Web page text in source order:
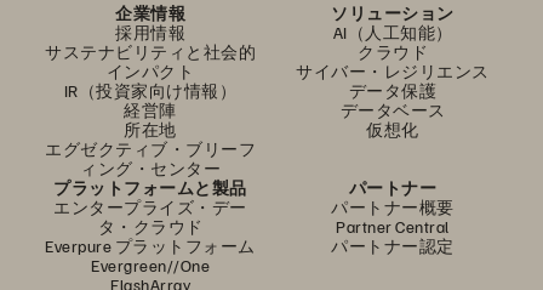
企業情報
採用情報
サステナビリティと社会的
インパクト
IR（投資家向け情報）
経営陣
所在地
エグゼクティブ・ブリーフ
ィング・センター
ソリューション
AI（人工知能）
クラウド
サイバー・レジリエンス
データ保護
データベース
仮想化
プラットフォームと製品
エンタープライズ・デー
タ・クラウド
Everpure プラットフォーム
Evergreen//One
FlashArray
パートナー
パートナー概要
Partner Central
パートナー認定